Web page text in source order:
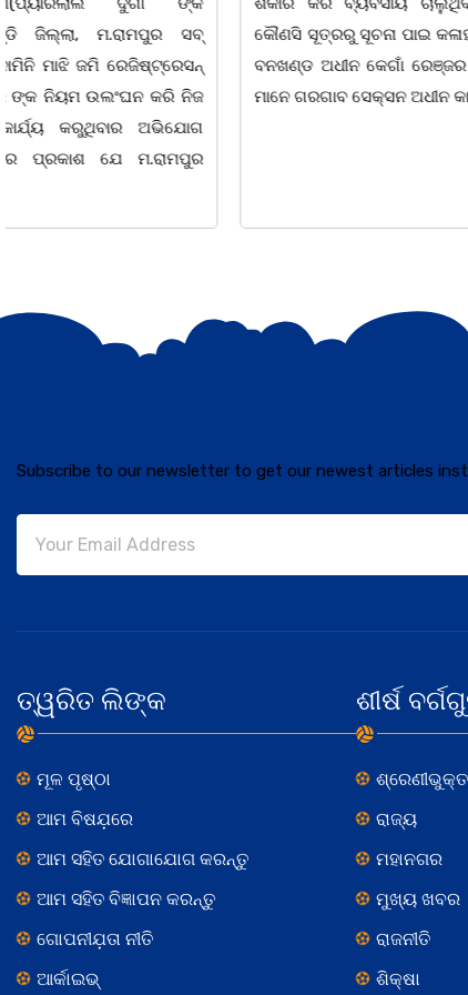
କୌଣସି ସୂତ୍ରରୁ ସୂଚନା ପାଇ କଳାହାଣ୍ଡି ଉତ୍ତର
ବନଖଣ୍ଡ ଅଧୀନ କେଗାଁ ରେଞ୍ଜର ବନ କର୍ମଚାରୀ
ମାନେ ଗରଗାବ ସେକ୍ସନ ଅଧୀନ କାନ୍ଦୁଲଝର
-2026
ସଂଯୋଜନା
ଯାଇଛି l
Subscribe to our newsletter to get our newest articles
ତ୍ୱରିତ ଲିଙ୍କ
ମୂଳ ପୃଷ୍ଠା
ଆମ ବିଷଯ଼ରେ
ଆମ ସହିତ ଯୋଗାଯୋଗ କରନ୍ତୁ
ଆମ ସହିତ ବିଜ୍ଞାପନ କରନ୍ତୁ
ଗୋପନୀଯ଼ତା ନୀତି
ଆର୍କାଇଭ୍
ଶୀର୍ଷ
ରାଜ୍ୟ
ମହାନଗର
ମୁଖ୍ୟ ଖବର
ରାଜନୀତି
ଶିକ୍ଷା